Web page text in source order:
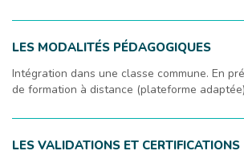
LES MODALITÉS PÉDAGOGIQUES
Intégration dans une classe commune. En
de formation à distance (plateforme
LES VALIDATIONS ET CERTIFICATIONS